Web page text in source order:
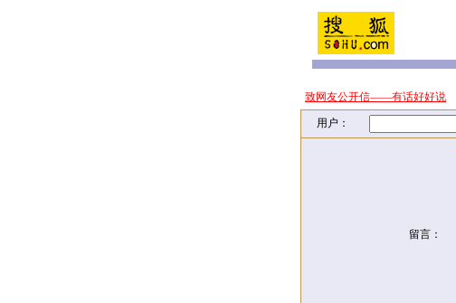
致网友公开信——有话好好说
用户：
留言：